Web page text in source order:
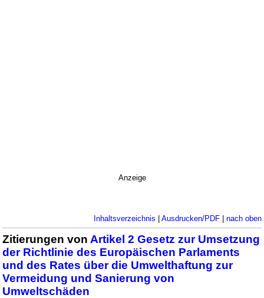
Anzeige
Inhaltsverzeichnis | Ausdrucken/PDF| nach oben
Zitierungen von Artikel 2 Gesetz zur Umsetzung
der Richtlinie des Europäischen Parlaments
und des Rates über die Umwelthaftung zur
Vermeidung und Sanierung von
Umweltschäden